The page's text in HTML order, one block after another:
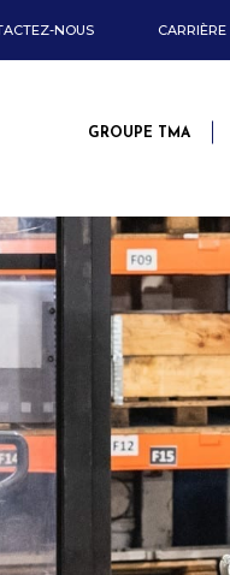
GROUPE TMA
NOUS CARRIÈRE